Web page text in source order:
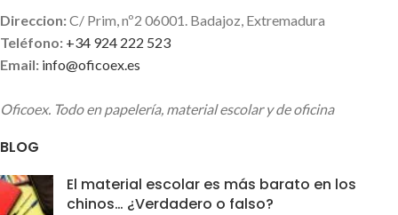
Direccion:C/ Prim, nº2 06001. Badajoz, Extremadura
Teléfono: +34 924 222 523
Email: info@oficoex.es
Oficoex. Todo en papelería, material escolar y de oficina
BLOG
El material escolar es más barato en los
chinos… ¿Verdadero o falso?